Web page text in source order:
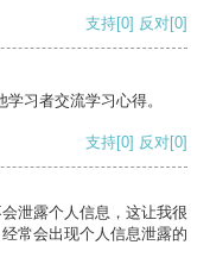
支持[0] 反对[0]
习者交流学习心得。
支持[0] 反对[0]
泄露个人信息，这让我很
常会出现个人信息泄露的